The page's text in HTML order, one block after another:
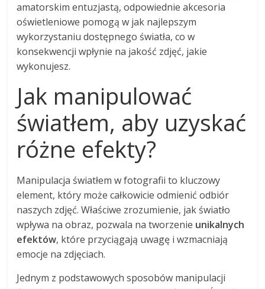
amatorskim entuzjastą, odpowiednie akcesoria
oświetleniowe pomogą w jak najlepszym
wykorzystaniu dostępnego światła, co w
konsekwencji wpłynie na jakość zdjęć, jakie
wykonujesz.
Jak manipulować
światłem, aby uzyskać
różne efekty?
Manipulacja światłem w fotografii to kluczowy
element, który może całkowicie odmienić odbiór
naszych zdjęć. Właściwe zrozumienie, jak światło
wpływa na obraz, pozwala na tworzenie unikalnych
efektów, które przyciągają uwagę i wzmacniają
emocje na zdjęciach.
Jednym z podstawowych sposobów manipulacji